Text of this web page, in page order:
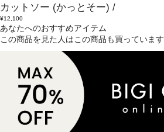
カットソー (かっとそー) /
¥12,100
あなたへのおすすめアイテム
この商品を見た人はこの商品も買っています